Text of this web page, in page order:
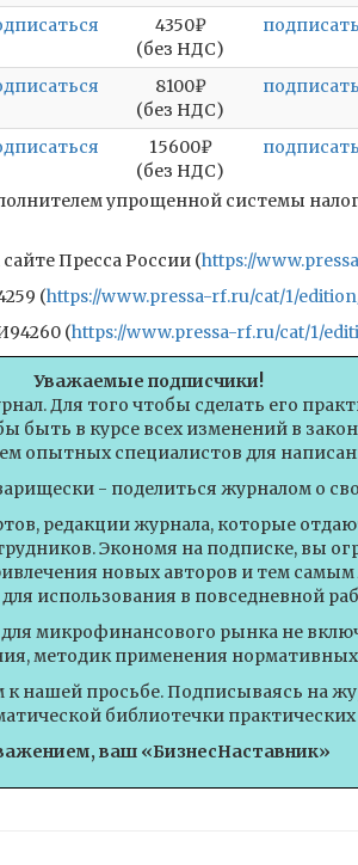
4350₽
(без НДС)
8100₽
(без НДС)
15600₽
(без НДС)
упрощенной системы
Пресса России (https://
(https://www.pressa-rf.ru/cat/1/
(https://www.pressa-rf.ru/cat/1/
Уважаемые подписчики!
Для того чтобы сделать его
быть в курсе всех изменений в
опытных специалистов для
- поделиться журналом о
редакции журнала, которые
Экономя на подписке, вы
новых авторов и тем
использования в повседневной
микрофинансового рынка не
методик применения
нашей просьбе. Подписываясь на
библиотечки практических
ваш «БизнесНаставник»